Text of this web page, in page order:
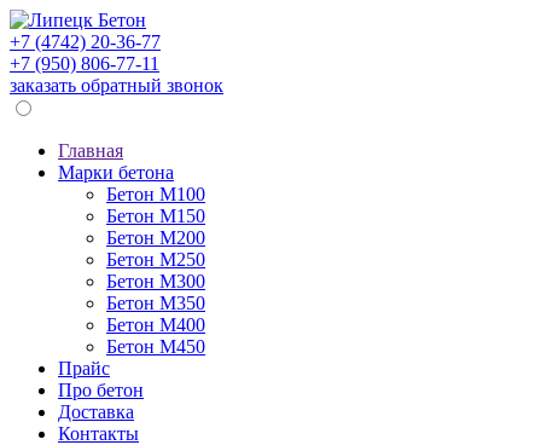
+7 (4742) 20-36-77
+7 (950) 806-77-11
заказать обратный звонок
Главная
Марки бетона
Бетон М100
Бетон М150
Бетон М200
Бетон М250
Бетон М300
Бетон М350
Бетон М400
Бетон М450
Прайс
Про бетон
Доставка
Контакты